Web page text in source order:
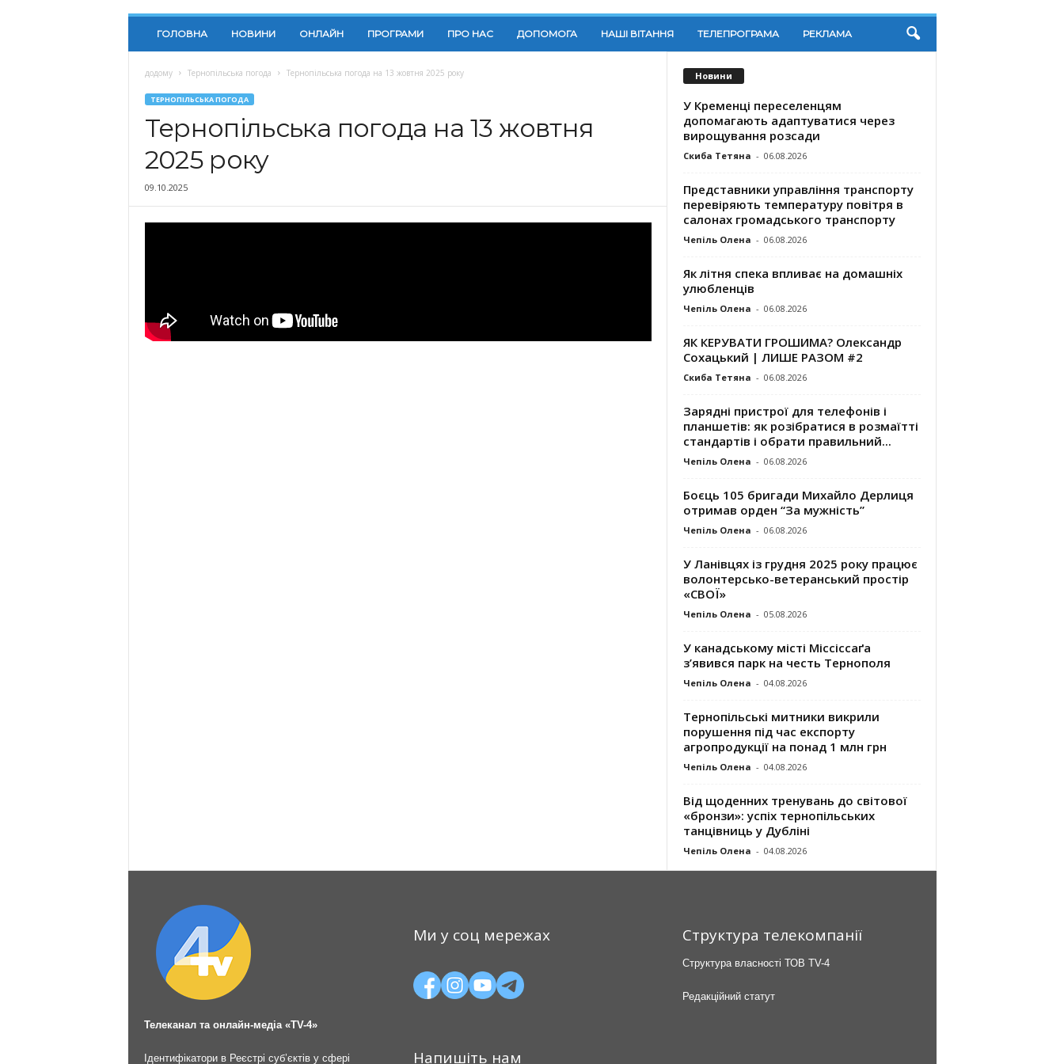
ГОЛОВНА НОВИНИ ОНЛАЙН ПРОГРАМИ ПРО НАС ДОПОМОГА НАШІ ВІТАННЯ ТЕЛЕПРОГРАМА РЕКЛАМА
додому Тернопільська погода Тернопільська погода на 13 жовтня 2025 року
ТЕРНОПІЛЬСЬКА ПОГОДА
Тернопільська погода на 13 жовтня
2025 року
09.10.2025
Новини
У Кременці переселенцям
допомагають адаптуватися через
вирощування розсади
Скиба Тетяна - 06.08.2026
Представники управління транспорту
перевіряють температуру повітря в
салонах громадського транспорту
Чепіль Олена - 06.08.2026
Як літня спека впливає на домашніх
улюбленців
Чепіль Олена - 06.08.2026
ЯК КЕРУВАТИ ГРОШИМА? Олександр
Сохацький | ЛИШЕ РАЗОМ #2
Скиба Тетяна - 06.08.2026
Зарядні пристрої для телефонів і
планшетів: як розібратися в розмаїтті
стандартів і обрати правильний...
Чепіль Олена - 06.08.2026
Боєць 105 бригади Михайло Дерлиця
отримав орден “За мужність”
Чепіль Олена - 06.08.2026
У Ланівцях із грудня 2025 року працює
волонтерсько-ветеранський простір
«СВОЇ»
Чепіль Олена - 05.08.2026
У канадському місті Міссіссаґа
з’явився парк на честь Тернополя
Чепіль Олена - 04.08.2026
Тернопільські митники викрили
порушення під час експорту
агропродукції на понад 1 млн грн
Чепіль Олена - 04.08.2026
Від щоденних тренувань до світової
«бронзи»: успіх тернопільських
танцівниць у Дубліні
Чепіль Олена - 04.08.2026
Телеканал та онлайн-медіа «TV-4»
Ідентифікатори в Реєстрі суб’єктів у сфері
Ми у соц мережах
Напишіть нам
Структура телекомпанії
Структура власності ТОВ TV-4
Редакційний статут